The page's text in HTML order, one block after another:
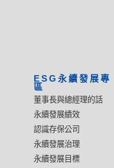
ESG永續發展專
區
董事長與總經理的話
永續發展績效
認識存保公司
永續發展治理
永續發展目標